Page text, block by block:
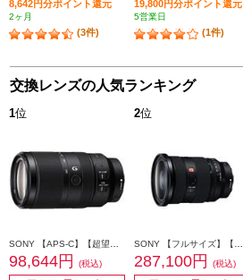
8,642円分ポイント還元
2ヶ月
(3件)
19,800円分ポイント還元
5営業日
(1件)
交換レンズの人気ランキング
1位
98,644円
(税込)
2位
287,100円
(税込)